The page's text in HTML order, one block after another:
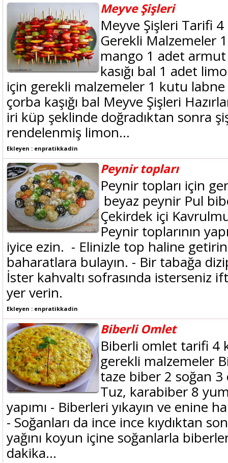
Meyve Şişleri
Meyve Şişleri Tarifi
Gerekli Malzemeler
mango 1 adet
kasığı bal 1 adet
için gerekli malzemeler 1 kutu
çorba kaşığı bal Meyve Şişleri
iri küp şeklinde doğradıktan sonra
rendelenmiş limon...
Ekleyen : enpratikkadin
Peynir topları
Peynir topları için
beyaz peynir Pul
Çekirdek içi
Peynir toplarının
iyice ezin. - Elinizle top haline
baharatlara bulayın. - Bir tabağa
İster kahvaltı sofrasında isterseniz
yer verin.
Ekleyen : enpratikkadin
Biberli Omlet
Biberli omlet tarifi 4
gerekli malzemeler
taze biber 2 soğan 3
Tuz, karabiber 8
yapımı - Biberleri yıkayın ve enine
- Soğanları da ince ince kıydıktan
yağını koyun içine soğanlarla
dakika...